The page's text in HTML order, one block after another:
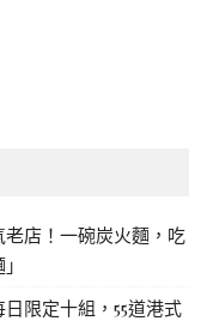
店！一碗炭火麵，吃
限定十組，55道港式